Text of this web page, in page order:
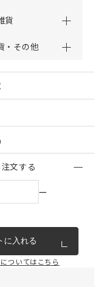
貨
・その他
文する
ー
に入れる
ついてはこちら
の全ての商品価格が
ーンですので、
見逃しのないようご